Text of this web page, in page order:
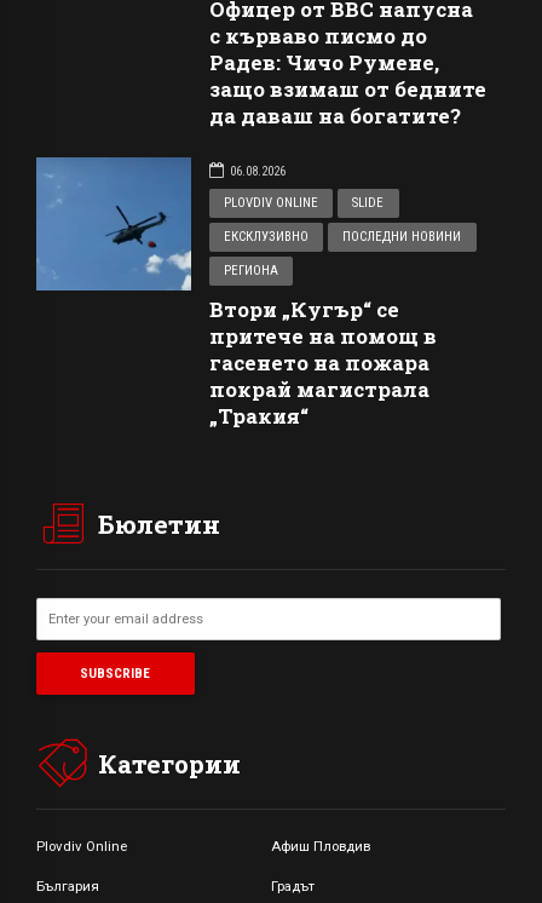
Офицер от ВВС напусна
с кърваво писмо до
Радев: Чичо Румене,
защо взимаш от бедните
да даваш на богатите?
06.08.2026
PLOVDIV ONLINE
SLIDE
ЕКСКЛУЗИВНО ПОСЛЕДНИ НОВИНИ
РЕГИОНА
Втори „Кугър“ се
притече на помощ в
гасенето на пожара
покрай магистрала
„Тракия“
Бюлетин
Категории
Plovdiv Online Афиш Пловдив
България Градът